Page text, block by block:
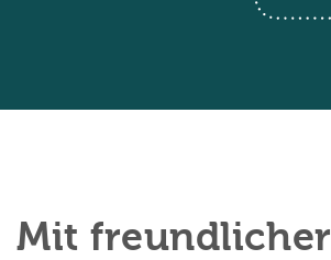
Mit freundlicher